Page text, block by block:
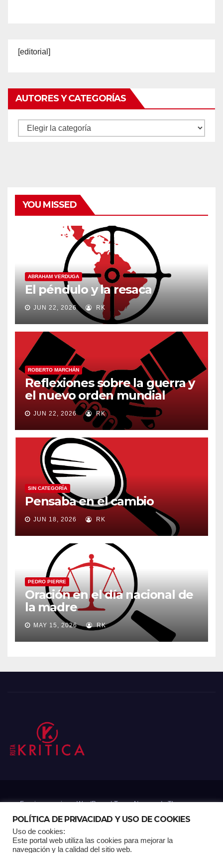
[editorial]
AUTORES Y CATEGORÍAS
Autores
YOU MISSED
ABRAHAM VERDUGA
El péndulo y la resaca
JUN 22, 2026 RK
ROBERTO MARCHÁN
Reflexiones sobre la guerra y
el nuevo orden mundial
JUN 22, 2026 RK
SIN CATEGORÍA
Pensaba en el cambio
JUN 18, 2026 RK
PEDRO PIERRE
Oración en el día nacional de
la madre
MAY 15, 2026 RK
Funciona gracias a WordPress|Tema: Newsup deThemeansar
POLÍTICA DE PRIVACIDAD Y USO DE COOKIES
Uso de cookies:
Este portal web utiliza las cookies para mejorar la
navegación y la calidad del sitio web.